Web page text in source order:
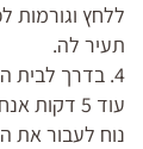
ללחץ וגורמות
תעיר לה.
4. בדרך לבית
עוד 5
נוח לעבור את